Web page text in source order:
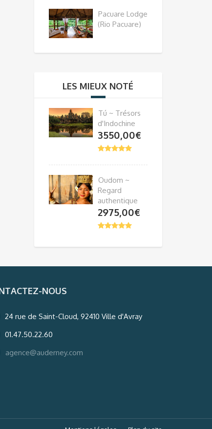
Pacuare Lodge
(Rio Pacuare)
LES MIEUX NOTÉ
Tú ~ Trésors
d'Indochine
3550,00€
Oudom ~
Regard
authentique
2975,00€
NOUS
24 rue de Saint-Cloud, 92410 Ville d'Avray
01.47.50.22.60
agence@auderney.com